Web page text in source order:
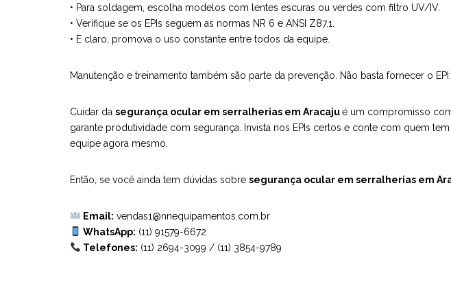
• Para soldagem, escolha modelos com lentes escuras ou verdes com filtro UV/IV.
• Verifique se os EPIs seguem as normas NR 6 e ANSI Z87.1.
• E claro, promova o uso constante entre todos da equipe.
Manutenção e treinamento também são parte da prevenção. Não basta fornecer o
Cuidar da segurança ocular em serralherias em Aracajué um compromisso
garante produtividade com segurança. Invista nos EPIs certos e conte com quem
equipe agora mesmo.
Então, se você ainda tem dúvidas sobre segurança ocular em serralherias em
Email: vendas1@nnequipamentos.com.br
WhatsApp: (11) 91579-6672
Telefones: (11) 2694-3099 / (11) 3854-9789